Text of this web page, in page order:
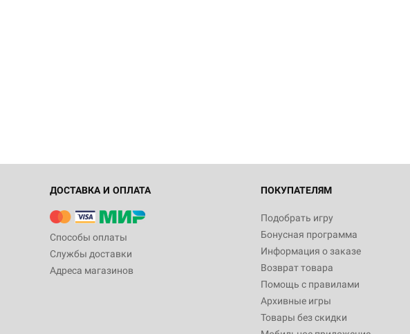
ДОСТАВКА И ОПЛАТА
Способы оплаты
Службы доставки
Адреса магазинов
ПОКУПАТЕЛЯМ
Подобрать игру
Бонусная программа
Информация о заказе
Возврат товара
Помощь с правилами
Архивные игры
Товары без скидки